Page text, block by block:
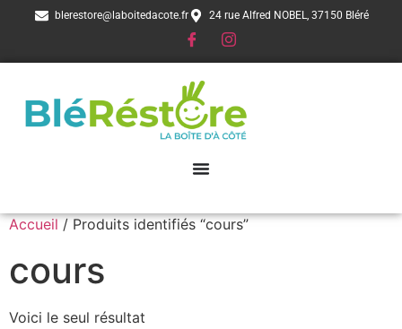
blerestore@laboitedacote.fr 24 rue Alfred NOBEL, 37150 Bléré
Accueil / Produits identifiés “cours”
cours
Voici le seul résultat